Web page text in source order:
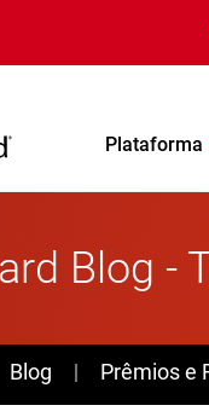
Plataforma
Blog -
Blog Prêmios e